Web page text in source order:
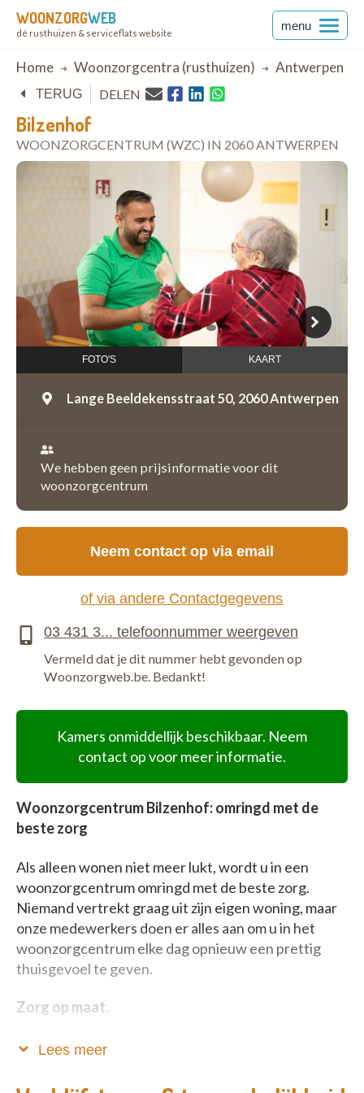
WOONZORGWEB
dé rusthuizen & serviceflats website
menu
Breadcrumb
Home Woonzorgcentra (rusthuizen) Antwerpen
Bilzenhof
WOONZORGCENTRUM (WZC) IN 2060 ANTWERPEN
TERUG DELEN
1 2 3 4 5 6 7
open in Google Maps
FOTO'S KAART
Lange Beeldekensstraat 50, 2060 Antwerpen
We hebben geen prijsinformatie voor dit
woonzorgcentrum
Kamers onmiddellijk beschikbaar. Neem
contact op voor meer informatie.
Woonzorgcentrum Bilzenhof: omringd met de
beste zorg
Als alleen wonen niet meer lukt, wordt u in een
woonzorgcentrum omringd met de beste zorg.
Niemand vertrekt graag uit zijn eigen woning, maar
onze medewerkers doen er alles aan om u in het
woonzorgcentrum elke dag opnieuw een prettig
thuisgevoel te geven.
Zorg op maat.
In de woonzorgcentra van Zorgbedrijf Antwerpen
We houden rekening met wat u zelf kunt, wat u wel
Lees meer
Neem contact op via email
of via andere Contactgegevens
Vermeld dat je dit nummer hebt gevonden op
Woonzorgweb.be. Bedankt!